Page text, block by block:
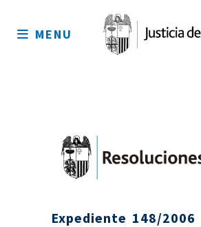
sitio
MENU
Expediente 148/2006